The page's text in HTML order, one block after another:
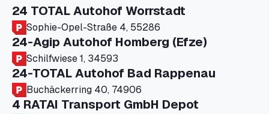
24 TOTAL Autohof Worrstadt
Sophie-Opel-Straße 4, 55286
24-Agip Autohof Homberg (Efze)
Schilfwiese 1, 34593
24-TOTAL Autohof Bad Rappenau
Buchäckerring 40, 74906
4 RATAI Transport GmbH Depot